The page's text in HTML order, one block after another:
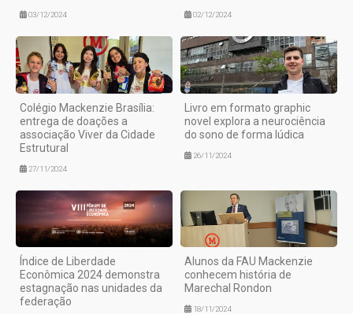
03/12/2024 02/12/2024
Colégio Mackenzie Brasília:
entrega de doações a
associação Viver da Cidade
Estrutural
27/11/2024
Livro em formato graphic
novel explora a neurociência
do sono de forma lúdica
26/11/2024
Índice de Liberdade
Econômica 2024 demonstra
estagnação nas unidades da
federação
Alunos da FAU Mackenzie
conhecem história de
Marechal Rondon
18/11/2024